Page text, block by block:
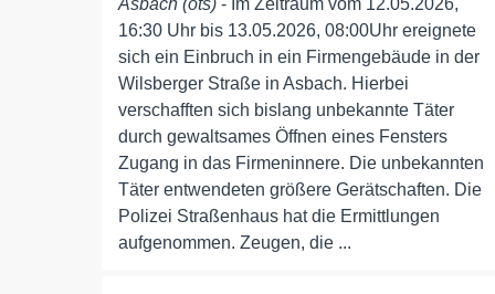
Asbach (ots) - Im Zeitraum vom 12.05.2026,
16:30 Uhr bis 13.05.2026, 08:00Uhr ereignete
sich ein Einbruch in ein Firmengebäude in der
Wilsberger Straße in Asbach. Hierbei
verschafften sich bislang unbekannte Täter
durch gewaltsames Öffnen eines Fensters
Zugang in das Firmeninnere. Die unbekannten
Täter entwendeten größere Gerätschaften. Die
Polizei Straßenhaus hat die Ermittlungen
aufgenommen. Zeugen, die ...